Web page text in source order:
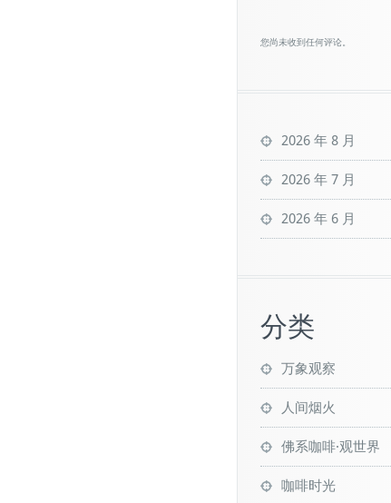
您尚未收到任何评论。
2026 年 8 月
2026 年 7 月
2026 年 6 月
分类
万象观察
人间烟火
佛系咖啡·观世界
咖啡时光